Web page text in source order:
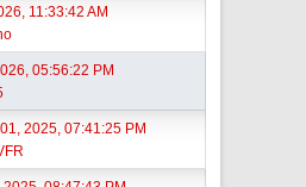
11:33:42 AM
05:56:22 PM
2025, 07:41:25 PM